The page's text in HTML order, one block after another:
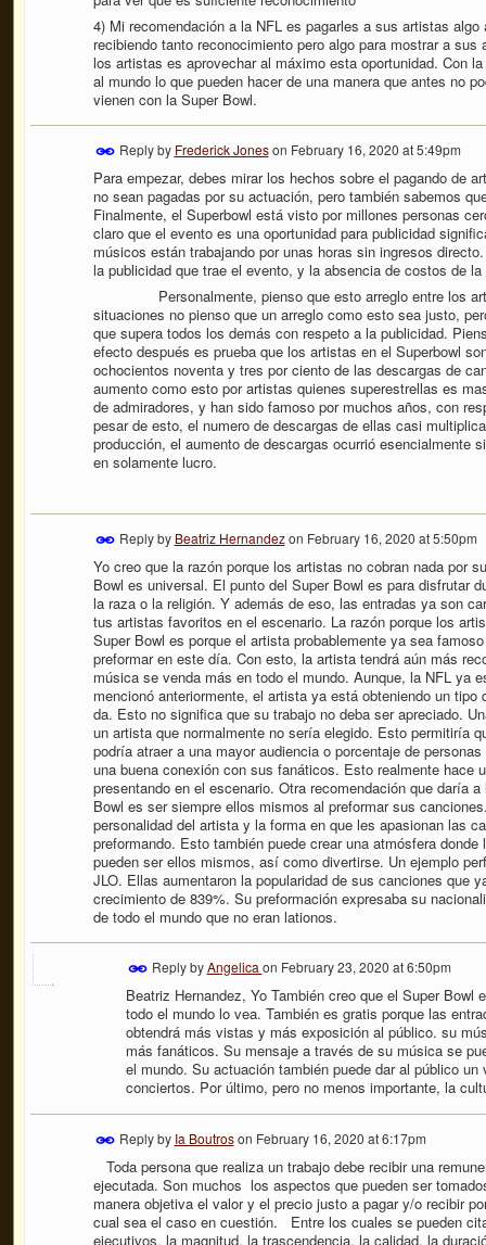
4) Mi recomendación a la NFL es pagarles a sus artistas
recibiendo tanto reconocimiento pero algo para mostrar a
los artistas es aprovechar al máximo esta oportunidad. Con
al mundo lo que pueden hacer de una manera que antes no
vienen con la Super Bowl.
Reply by Frederick Joneson February 16, 2020 at 5:49pm
Para empezar, debes mirar los hechos sobre el pagando de
no sean pagadas por su actuación, pero también sabemos
Finalmente, el Superbowl está visto por millones personas
claro que el evento es una oportunidad para publicidad
músicos están trabajando por unas horas sin ingresos
la publicidad que trae el evento, y la absencia de costos de
Personalmente, pienso que esto arreglo entre los
situaciones no pienso que un arreglo como esto sea justo,
que supera todos los demás con respeto a la publicidad.
efecto después es prueba que los artistas en el Superbowl
ochocientos noventa y tres por ciento de las descargas de
aumento como esto por artistas quienes superestrellas es
de admiradores, y han sido famoso por muchos años, con
pesar de esto, el numero de descargas de ellas casi
producción, el aumento de descargas ocurrió esencialmente
en solamente lucro.
Reply by Beatriz Hernandezon February 16, 2020 at 5:50pm
Yo creo que la razón porque los artistas no cobran nada por
Bowl es universal. El punto del Super Bowl es para disfrutar
la raza o la religión. Y además de eso, las entradas ya son
tus artistas favoritos en el escenario. La razón porque los
Super Bowl es porque el artista probablemente ya sea
preformar en este día. Con esto, la artista tendrá aún más
música se venda más en todo el mundo. Aunque, la NFL ya
mencionó anteriormente, el artista ya está obteniendo un
da. Esto no significa que su trabajo no deba ser apreciado.
un artista que normalmente no sería elegido. Esto permitiría
podría atraer a una mayor audiencia o porcentaje de
una buena conexión con sus fanáticos. Esto realmente hace
presentando en el escenario. Otra recomendación que daría
Bowl es ser siempre ellos mismos al preformar sus
personalidad del artista y la forma en que les apasionan las
preformando. Esto también puede crear una atmósfera
pueden ser ellos mismos, así como divertirse. Un ejemplo
JLO. Ellas aumentaron la popularidad de sus canciones que
crecimiento de 839%. Su preformación expresaba su
de todo el mundo que no eran lationos.
Reply byAngelica on February 23, 2020 at 6:50pm
Beatriz Hernandez, Yo También creo que el Super
todo el mundo lo vea. También es gratis porque las
obtendrá más vistas y más exposición al público. su
más fanáticos. Su mensaje a través de su música se
el mundo. Su actuación también puede dar al público
conciertos. Por último, pero no menos importante, la
Reply by Ia Boutroson February 16, 2020 at 6:17pm
Toda persona que realiza un trabajo debe recibir una
ejecutada. Son muchos los aspectos que pueden ser
manera objetiva el valor y el precio justo a pagar y/o recibir
cual sea el caso en cuestión. Entre los cuales se pueden
ejecutivos, la magnitud, la trascendencia, la calidad, la